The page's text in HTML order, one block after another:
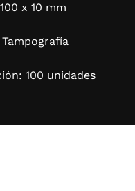
x 10 mm
100 unidades